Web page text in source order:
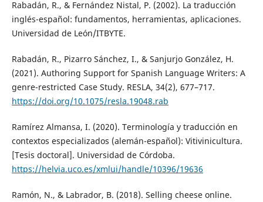
Rabadán, R., & Fernández Nistal, P. (2002). La traducción
inglés-español: fundamentos, herramientas, aplicaciones.
Universidad de León/ITBYTE.
Rabadán, R., Pizarro Sánchez, I., & Sanjurjo González, H.
(2021). Authoring Support for Spanish Language Writers: A
genre-restricted Case Study. RESLA, 34(2), 677–717.
https://doi.org/10.1075/resla.19048.rab
Ramírez Almansa, I. (2020). Terminología y traducción en
contextos especializados (alemán-español): Vitivinicultura.
[Tesis doctoral]. Universidad de Córdoba.
https://helvia.uco.es/xmlui/handle/10396/19636
Ramón, N., & Labrador, B. (2018). Selling cheese online.